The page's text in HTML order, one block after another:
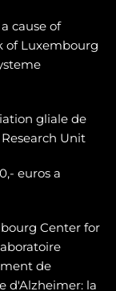
cause of
of Luxembourg
gliale de
Unit
euros a
Center for
de
d'Alzheimer: la